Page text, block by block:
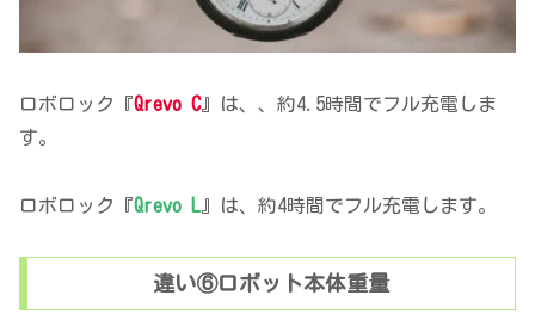
ロボロック『Qrevo C』は、、約4.5時間でフル充電しま
す。
ロボロック『Qrevo L 』は、約4時間でフル充電します。
違い⑥ロボット本体重量